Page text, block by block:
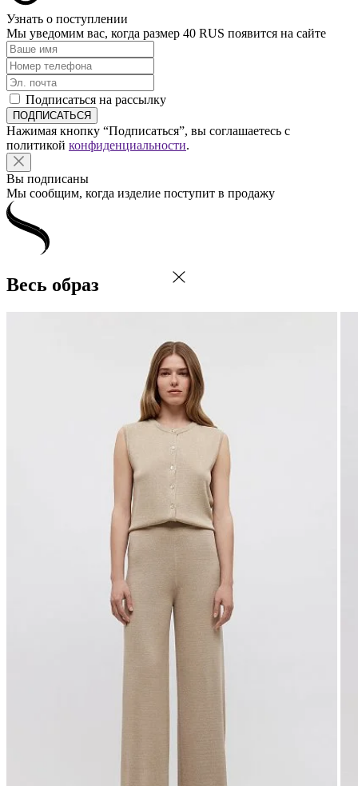
Узнать о поступлении
Мы уведомим вас, когда размер 40 RUS появится на сайте
Подписаться на рассылку
Нажимая кнопку “Подписаться”, вы соглашаетесь с
политикой конфиденциальности.
Вы подписаны
Мы сообщим, когда изделие поступит в продажу
Весь образ